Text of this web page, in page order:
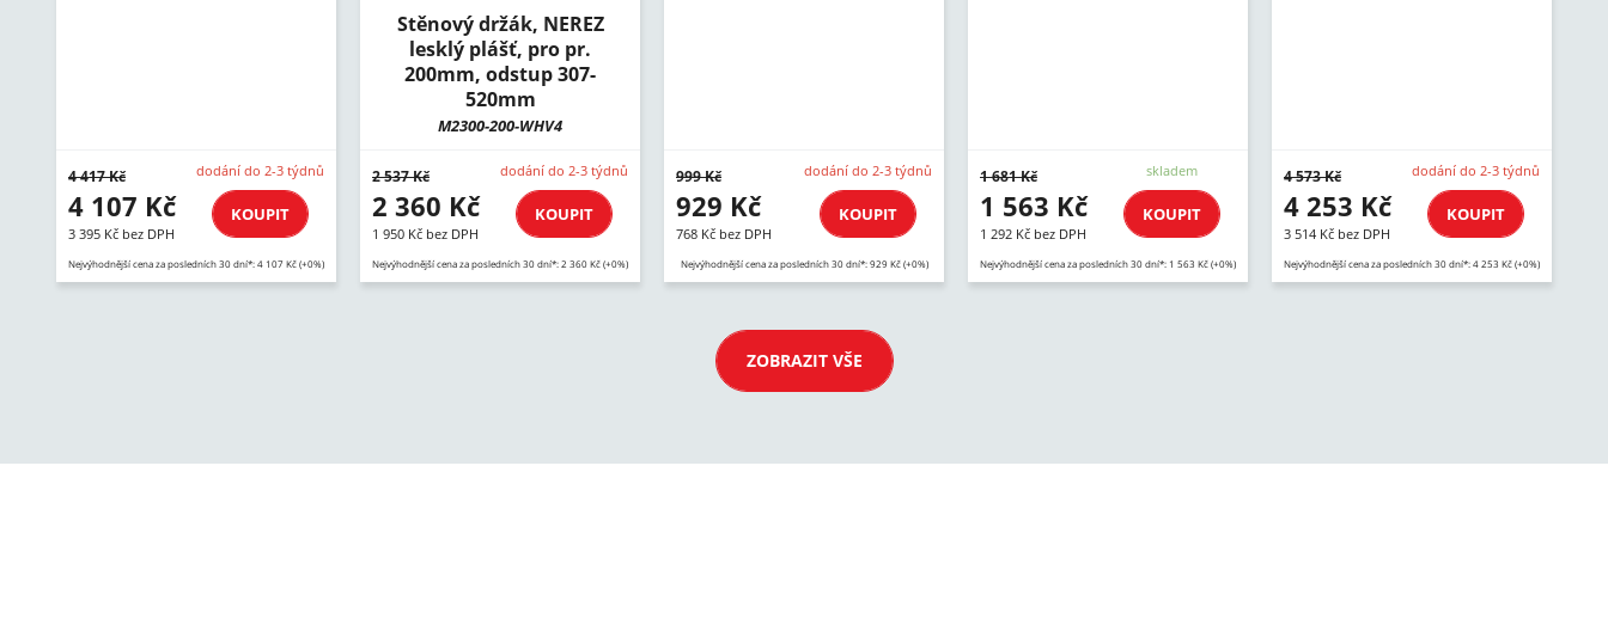
4 417 Kč
4 107 Kč
3 395 Kč bez DPH
dodání do 2-3 týdnů
KOUPIT
Nejvýhodnější cena za posledních 30 dní*: 4 107 Kč (+0%)
Stěnový držák, NEREZ
lesklý plášť, pro pr.
200mm, odstup 307-
520mm
M2300-200-WHV4
2 537 Kč
2 360 Kč
1 950 Kč bez DPH
dodání do 2-3 týdnů
KOUPIT
Nejvýhodnější cena za posledních 30 dní*: 2 360 Kč (+0%)
999 Kč
929 Kč
768 Kč bez DPH
dodání do 2-3 týdnů
KOUPIT
Nejvýhodnější cena za posledních 30 dní*: 929 Kč (+0%)
1 681 Kč
1 563 Kč
1 292 Kč bez DPH
skladem
KOUPIT
Nejvýhodnější cena za posledních 30 dní*: 1 563 Kč (+0%)
4 573 Kč
4 253 Kč
3 514 Kč bez DPH
dodání do 2-3 týdnů
KOUPIT
Nejvýhodnější cena za posledních 30 dní*: 4 253 Kč (+0%)
ZOBRAZIT VŠE